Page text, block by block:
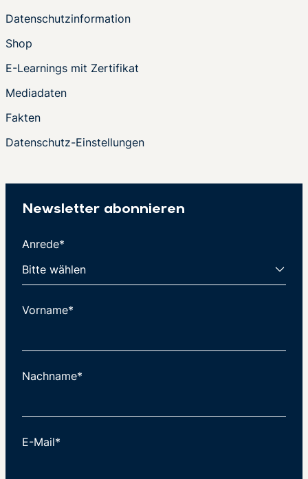
Datenschutzinformation
Shop
E-Learnings mit Zertifikat
Mediadaten
Fakten
Datenschutz-Einstellungen
Newsletter abonnieren
Anrede*
Vorname*
Nachname*
E-Mail*